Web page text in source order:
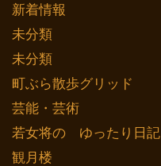
新着情報
未分類
未分類
町ぶら散歩グリッド
芸能・芸術
若女将の ゆったり日記
観月楼